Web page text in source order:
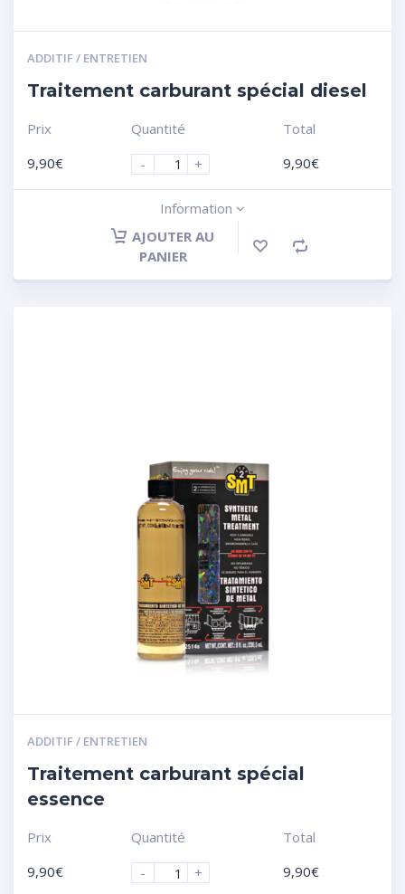
ADDITIF / ENTRETIEN
Traitement carburant spécial diesel
Prix
9,90€
Quantité
-
+
Total
9,90€
Information
AJOUTER AU
PANIER
ADDITIF / ENTRETIEN
Traitement carburant spécial
essence
Prix
9,90€
Quantité
-
+
Total
9,90€